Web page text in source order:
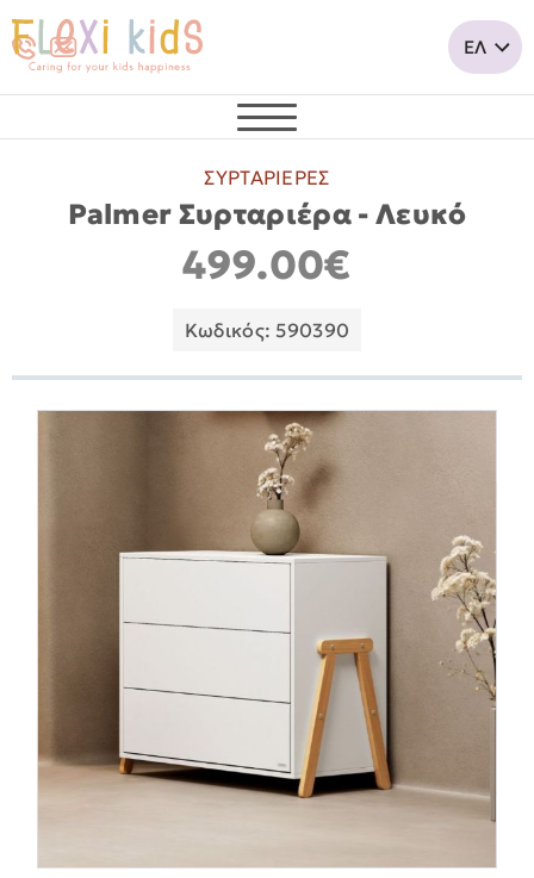
ΣΥΡΤΑΡΙΕΡΕΣ
Palmer Συρταριέρα - Λευκό
499.00€
Κωδικός: 590390